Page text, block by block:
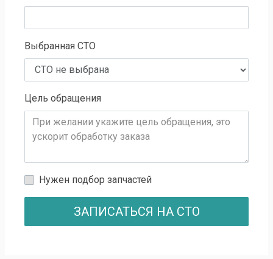
Выбранная СТО
Цель обращения
Нужен подбор запчастей
ЗАПИСАТЬСЯ НА СТО